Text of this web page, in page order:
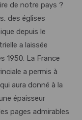
de notre pays ?
des églises
depuis le
a laissée
1950. La France
a permis à
aura donné à la
épaisseur
pages admirables